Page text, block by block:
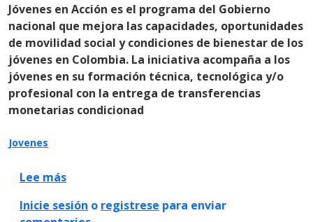
Jóvenes en Acción es el programa del Gobierno
nacional que mejora las capacidades, oportunidades
de movilidad social y condiciones de bienestar de los
jóvenes en Colombia. La iniciativa acompaña a los
jóvenes en su formación técnica, tecnológica y/o
profesional con la entrega de transferencias
monetarias condicionad
Jovenes
Lee mássobre Resuelve tus dudas sobre las
Inicie sesión o registrese para enviar